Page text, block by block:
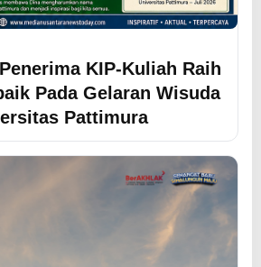
KIP-Kuliah Raih
Pada Gelaran Wisuda
Pattimura